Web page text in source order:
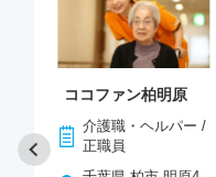
ココファン柏明原
介護職・ヘルパー /
正職員